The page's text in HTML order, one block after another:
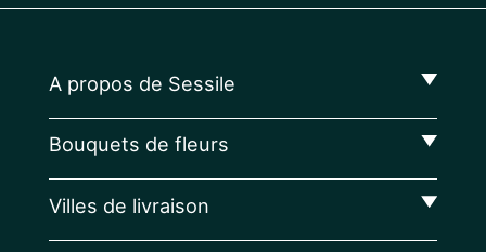
A propos de Sessile
Bouquets de fleurs
Villes de livraison